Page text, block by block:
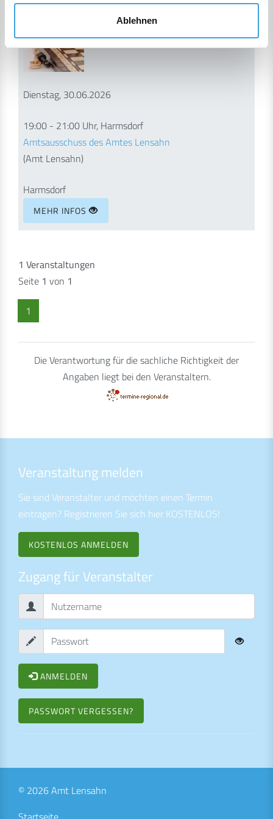
Ablehnen
Dienstag, 30.06.2026
19:00 - 21:00 Uhr, Harmsdorf
Amtsausschuss des Amtes Lensahn
(Amt Lensahn)
Harmsdorf
MEHR INFOS
1 Veranstaltungen
Seite 1 von 1
1
Die Verantwortung für die sachliche Richtigkeit der
Angaben liegt bei den Veranstaltern.
Veranstaltung melden
Sie sind Veranstalter und möchten einen Termin
eintragen? Registrieren Sie sich hier KOSTENLOS!
KOSTENLOS ANMELDEN
Zugang für Veranstalter
ANMELDEN
PASSWORT VERGESSEN?
© 2026 Amt Lensahn